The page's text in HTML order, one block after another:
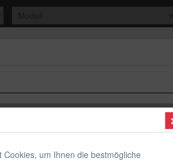
Cookies, um Ihnen die bestmögliche